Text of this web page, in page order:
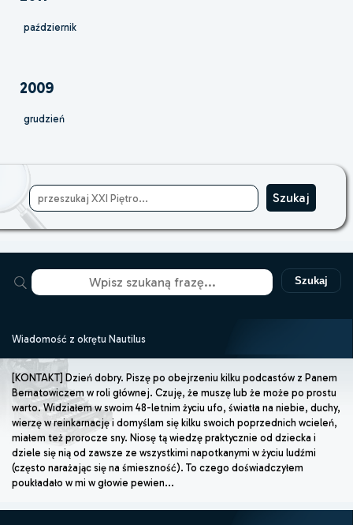
październik
2009
grudzień
Szukaj
Wiadomość z okrętu Nautilus
[KONTAKT] Dzień dobry. Piszę po obejrzeniu kilku podcastów z Panem
Bernatowiczem w roli głównej. Czuję, że muszę lub że może po prostu
warto. Widziałem w swoim 48-letnim życiu ufo, światła na niebie, duchy,
wierzę w reinkarnację i domyślam się kilku swoich poprzednich wcieleń,
miałem też prorocze sny. Niosę tą wiedzę praktycznie od dziecka i
dziele się nią od zawsze ze wszystkimi napotkanymi w życiu ludźmi
(często narażając się na śmieszność). To czego doświadczyłem
poukładało w mi w głowie pewien...